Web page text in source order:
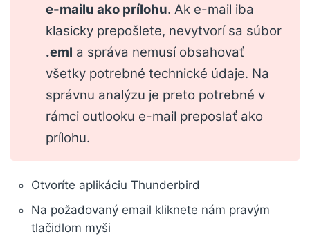
e-mailu ako prílohu. Ak e-mail iba
klasicky prepošlete, nevytvorí sa súbor
.eml a správa nemusí obsahovať
všetky potrebné technické údaje. Na
správnu analýzu je preto potrebné v
rámci outlooku e-mail preposlať ako
prílohu.
Otvoríte aplikáciu Thunderbird
Na požadovaný email kliknete nám pravým
tlačidlom myši